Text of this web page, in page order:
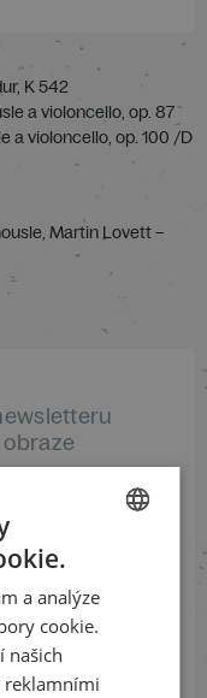
K 542
a violoncello, op. 87
a violoncello, op. 100 /D
Martin Lovett –
sítích
flickr
ENGLISH
a analýze
cookie.
našich
reklamními